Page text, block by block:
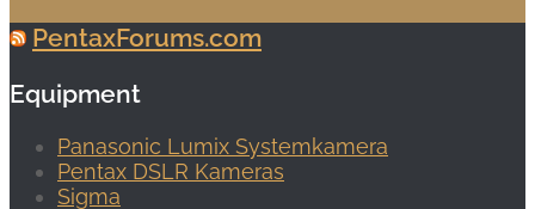
PentaxForums.com
Equipment
Panasonic Lumix Systemkamera
Pentax DSLR Kameras
Sigma